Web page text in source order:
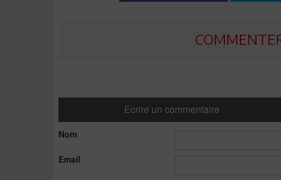
Ecrire un commentaire
Nom
Email